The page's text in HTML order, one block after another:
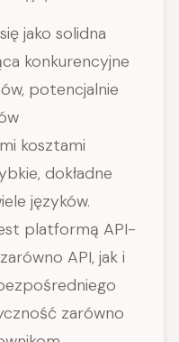
jako solidna
konkurencyjne
potencjalnie
kosztami
dokładne
języków.
platformą API-
API, jak i
zarówno